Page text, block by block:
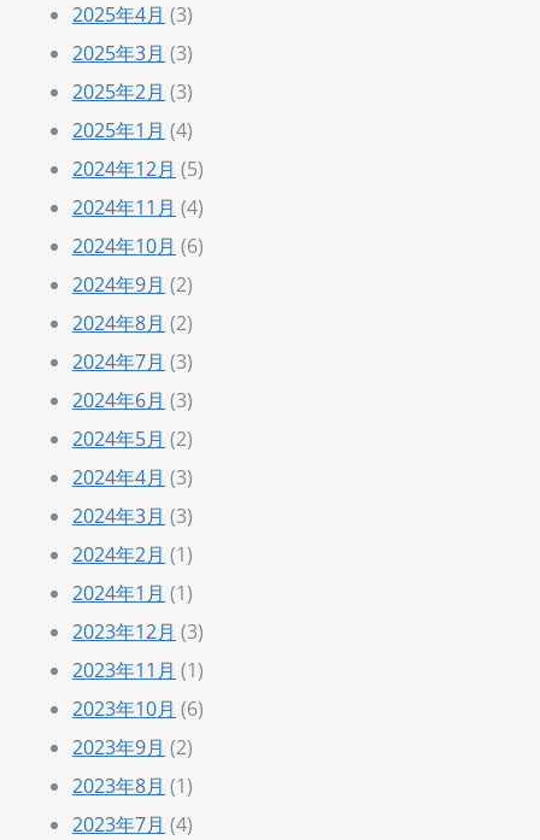
2025年4月 (3)
2025年3月 (3)
2025年2月 (3)
2025年1月 (4)
2024年12月 (5)
2024年11月 (4)
2024年10月 (6)
2024年9月 (2)
2024年8月 (2)
2024年7月 (3)
2024年6月 (3)
2024年5月 (2)
2024年4月 (3)
2024年3月 (3)
2024年2月 (1)
2024年1月 (1)
2023年12月 (3)
2023年11月 (1)
2023年10月 (6)
2023年9月 (2)
2023年8月 (1)
2023年7月 (4)